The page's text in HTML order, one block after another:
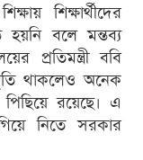
শিক্ষার্থীদের
হয়নি বলে মন্তব্য
প্রতিমন্ত্রী ববি
থাকলেও অনেক
পিছিয়ে রয়েছে। এ
নিতে সরকার